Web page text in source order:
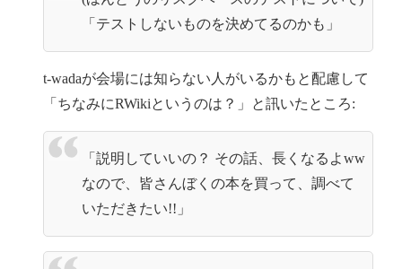
「テストしないものを決めてるのかも」
t-wadaが会場には知らない人がいるかもと配慮して
「ちなみにRWikiというのは？」と訊いたところ:
「説明していいの？ その話、長くなるよww
なので、皆さんぼくの本を買って、調べて
いただきたい!!」